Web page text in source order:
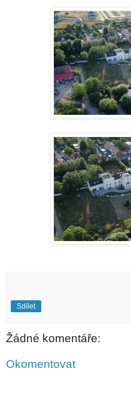
Sdílet
Žádné komentáře:
Okomentovat